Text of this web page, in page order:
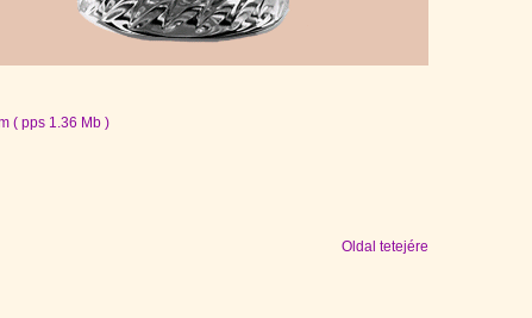
( pps 1.36 Mb )
Oldal tetejére